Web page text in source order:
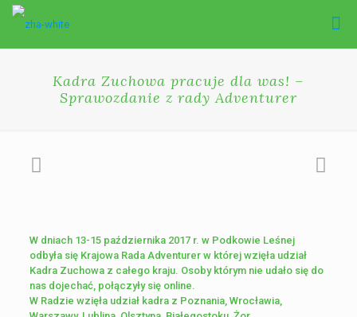
Kadra Zuchowa pracuje dla was! –
Sprawozdanie z rady Adventurer
W dniach 13-15 października 2017 r. w Podkowie Leśnej
odbyła się Krajowa Rada Adventurer w której wzięła udział
Kadra Zuchowa z całego kraju. Osoby którym nie udało się do
nas dojechać, połączyły się online.
W Radzie wzięła udział kadra z Poznania, Wrocławia,